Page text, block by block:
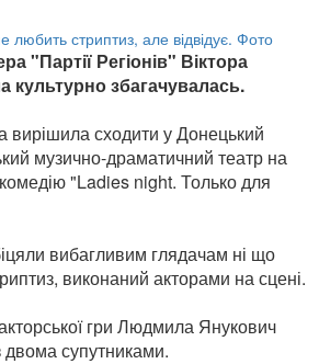
"Партії Регіонів" Віктора
збагачувалась.
вирішила сходити у Донецький
музично-драматичний театр на
"Ladies night. Только для
вибагливим глядачам ні що
виконаний акторами на сцені.
гри Людмила Янукович
супутниками.